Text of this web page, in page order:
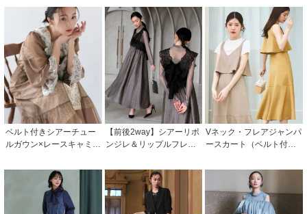
二次会などお呼ばれ対応
フォーマルパーティード
1499」
ベルト付きシアーチュー
ルガウン×レースキャミ3
8」/ 結婚式・披露宴・二
次会などお呼ばれ対応フ
ォーマルパーティードレ
【前後2way】シアーリボ
ンジレ＆リップルフレア
9」/ 結婚式・披露宴・二
次会などお呼ばれ対応フ
ォーマルパーティードレ
ス
Vネック・フレアジャンパ
ースカート（ベルト付